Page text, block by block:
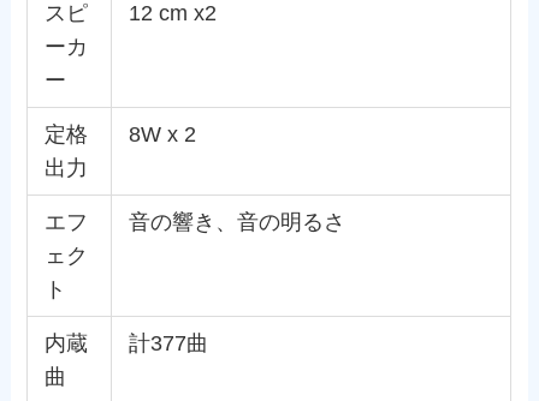
スピ
ーカ
ー
12 cm x2
定格
出力
8W x 2
エフ
ェク
ト
音の響き、音の明るさ
内蔵
曲
計377曲